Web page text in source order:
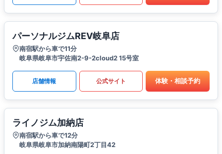
パーソナルジムREV岐阜店
南宿駅から車で11分
岐阜県岐阜市宇佐南2-9-2cloud2 15号室
店舗情報 公式サイト 体験・相談予約
ライノジム加納店
南宿駅から車で12分
岐阜県岐阜市加納南陽町2丁目42